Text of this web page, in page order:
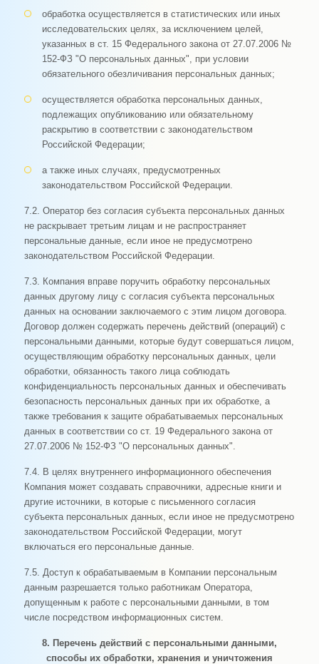
обработка осуществляется в статистических или иных
исследовательских целях, за исключением целей,
указанных в ст. 15 Федерального закона от 27.07.2006 №
152-ФЗ "О персональных данных", при условии
обязательного обезличивания персональных данных;
осуществляется обработка персональных данных,
подлежащих опубликованию или обязательному
раскрытию в соответствии с законодательством
Российской Федерации;
а также иных случаях, предусмотренных
законодательством Российской Федерации.
7.2. Оператор без согласия субъекта персональных данных
не раскрывает третьим лицам и не распространяет
персональные данные, если иное не предусмотрено
законодательством Российской Федерации.
7.3. Компания вправе поручить обработку персональных
данных другому лицу с согласия субъекта персональных
данных на основании заключаемого с этим лицом договора.
Договор должен содержать перечень действий (операций) с
персональными данными, которые будут совершаться лицом,
осуществляющим обработку персональных данных, цели
обработки, обязанность такого лица соблюдать
конфиденциальность персональных данных и обеспечивать
безопасность персональных данных при их обработке, а
также требования к защите обрабатываемых персональных
данных в соответствии со ст. 19 Федерального закона от
27.07.2006 № 152-ФЗ "О персональных данных".
7.4. В целях внутреннего информационного обеспечения
Компания может создавать справочники, адресные книги и
другие источники, в которые с письменного согласия
субъекта персональных данных, если иное не предусмотрено
законодательством Российской Федерации, могут
включаться его персональные данные.
7.5. Доступ к обрабатываемым в Компании персональным
данным разрешается только работникам Оператора,
допущенным к работе с персональными данными, в том
числе посредством информационных систем.
8. Перечень действий с персональными данными,
способы их обработки, хранения и уничтожения